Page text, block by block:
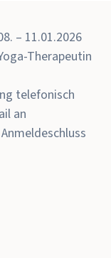
– 11.01.2026
Therapeutin
telefonisch
an
Anmeldeschluss